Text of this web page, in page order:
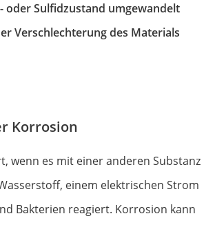
oder Sulfidzustand umgewandelt
Verschlechterung des Materials
Korrosion
wenn es mit einer anderen Substanz
einem elektrischen Strom
Bakterien reagiert. Korrosion kann